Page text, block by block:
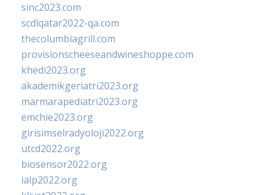
sinc2023.com
scdlqatar2022-qa.com
thecolumbiagrill.com
provisionscheeseandwineshoppe.com
khedi2023.org
akademikgeriatri2023.org
marmarapediatri2023.org
emchie2023.org
girisimselradyoloji2022.org
utcd2022.org
biosensor2022.org
ialp2022.org